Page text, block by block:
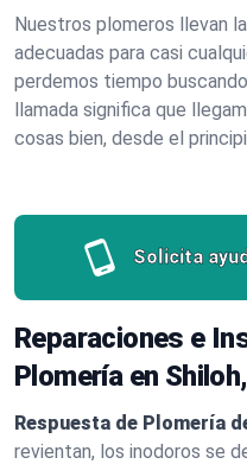
Nuestros plomeros llevan
adecuadas para casi
perdemos tiempo
llamada significa que
cosas bien, desde el
Solicita
Reparaciones e
Plomería en
Respuesta de Plomería
revientan, los inodoros se